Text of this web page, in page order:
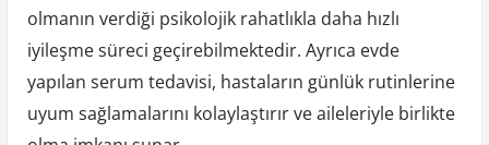
olmanın verdiği psikolojik rahatlıkla daha hızlı
iyileşme süreci geçirebilmektedir. Ayrıca evde
yapılan serum tedavisi, hastaların günlük rutinlerine
uyum sağlamalarını kolaylaştırır ve aileleriyle birlikte